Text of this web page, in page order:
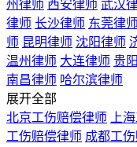
州律师 西安律师 武汉
律师 长沙律师 东莞律师
师 昆明律师 沈阳律师
温州律师 大连律师 贵
南昌律师 哈尔滨律师
展开全部
北京工伤赔偿律师
上
工伤赔偿律师 成都工